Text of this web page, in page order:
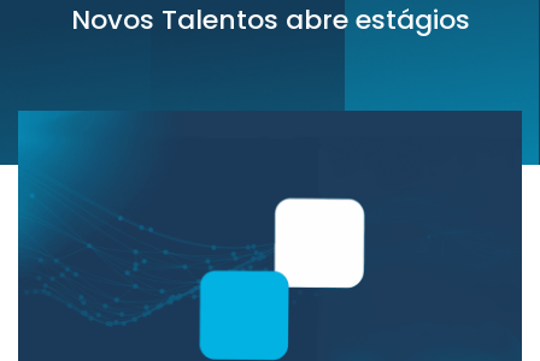
Novos Talentos abre estágios